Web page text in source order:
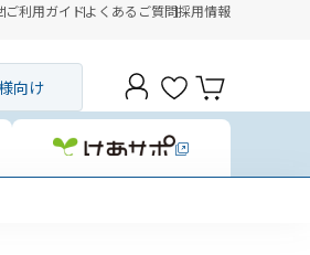
ご利用ガイドよくあるご質問採用情報
向け